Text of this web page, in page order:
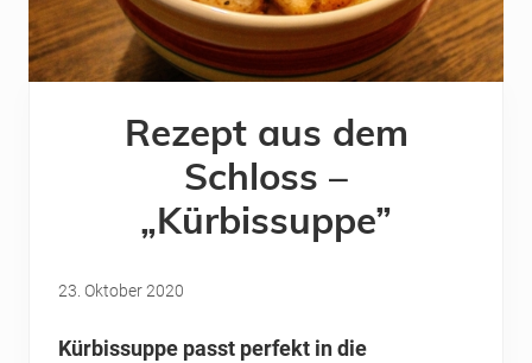
Rezept aus dem
Schloss –
„Kürbissuppe”
23. Oktober 2020
Kürbissuppe passt perfekt in die